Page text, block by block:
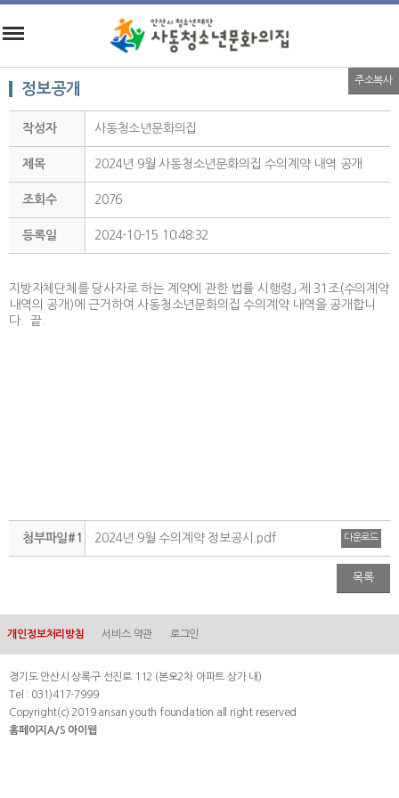
정보공개
주소복사
작성자 사동청소년문화의집
제목 2024년 9월 사동청소년문화의집 수의계약 내역 공개
조회수 2076
등록일 2024-10-15 10:48:32
지방자체단체를 당사자로 하는 계약에 관한 법률 시행령」 제 31조(수의계약
내역의 공개)에 근거하여 사동청소년문화의집 수의계약 내역을 공개합니
다. 끝.
첨부파일#1 2024년 9월 수의계약 정보공시.pdf 다운로드
목록
개인정보처리방침 서비스 약관 로그인
경기도 안산시 상록구 선진로 112 (본오2차 아파트 상가 내)
Tel : 031)417-7999
Copyright(c) 2019 ansan youth foundation all right reserved
홈페이지A/S 아이웹